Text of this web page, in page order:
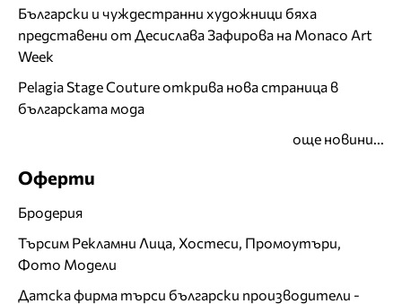
Български и чуждестранни художници бяха
представени от Десислава Зафирова на Monaco Art
Week
Pelagia Stage Couture открива нова страница в
българската мода
още новини...
Оферти
Бродерия
Търсим Рекламни Лица, Хостеси, Промоутъри,
Фото Модели
Датска фирма търси български производители -